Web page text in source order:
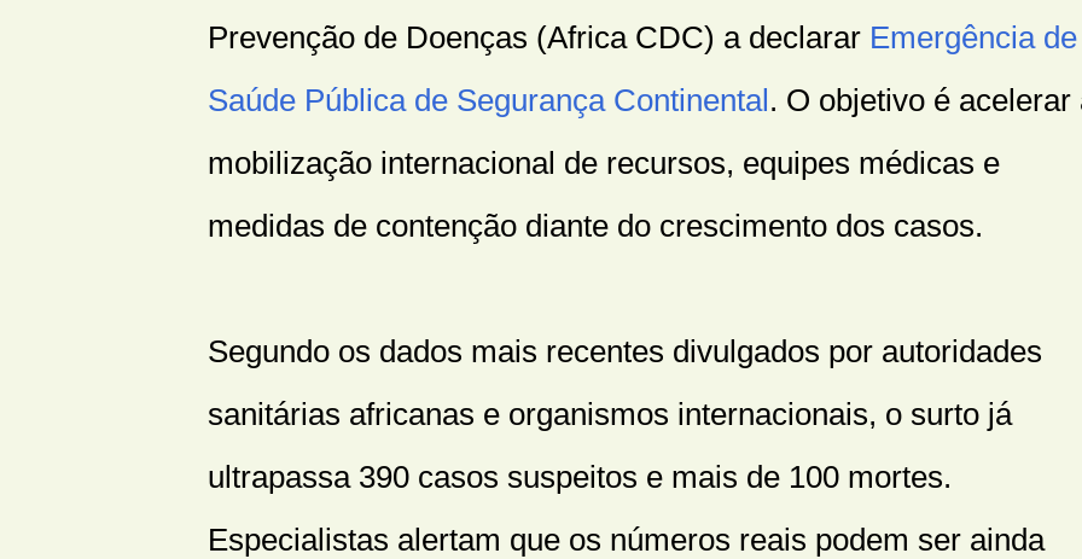
Prevenção de Doenças (Africa CDC) a declarar Emergência de
Saúde Pública de Segurança Continental. O objetivo é acelerar
mobilização internacional de recursos, equipes médicas e
medidas de contenção diante do crescimento dos casos.
Segundo os dados mais recentes divulgados por autoridades
sanitárias africanas e organismos internacionais, o surto já
ultrapassa 390 casos suspeitos e mais de 100 mortes.
Especialistas alertam que os números reais podem ser ainda